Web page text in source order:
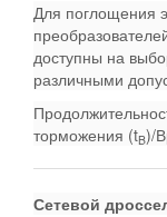
Для поглощения
доступны на
различными
торможения (tB)/
Сетевой